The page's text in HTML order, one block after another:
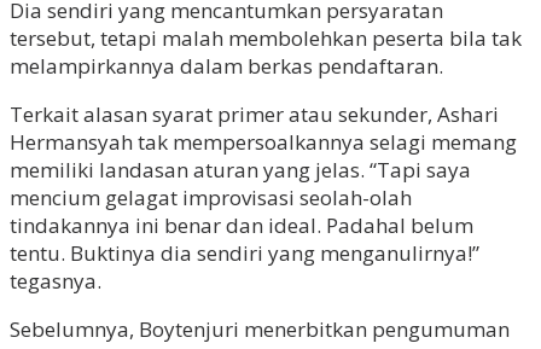
Dia sendiri yang mencantumkan persyaratan
tersebut, tetapi malah membolehkan peserta bila tak
melampirkannya dalam berkas pendaftaran.
Terkait alasan syarat primer atau sekunder, Ashari
Hermansyah tak mempersoalkannya selagi memang
memiliki landasan aturan yang jelas. “Tapi saya
mencium gelagat improvisasi seolah-olah
tindakannya ini benar dan ideal. Padahal belum
tentu. Buktinya dia sendiri yang menganulirnya!”
tegasnya.
Sebelumnya, Boytenjuri menerbitkan pengumuman